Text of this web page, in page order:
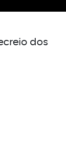
dos